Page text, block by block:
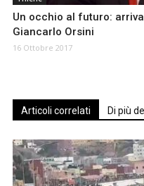
Un occhio al futuro:
Giancarlo Orsini
16 Ottobre 2017
Articoli correlati Di più